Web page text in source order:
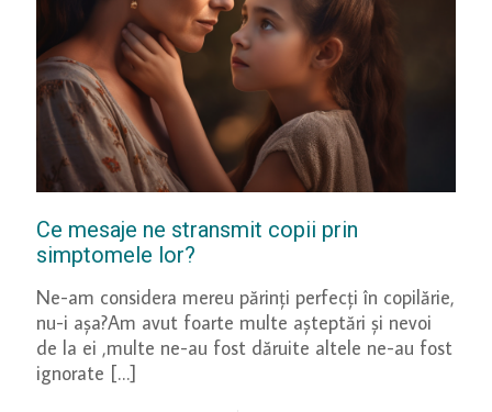
Ce mesaje ne stransmit copii prin
simptomele lor?
Ne-am considera mereu părinți perfecți în copilărie,
nu-i așa?Am avut foarte multe așteptări și nevoi
de la ei ,multe ne-au fost dăruite altele ne-au fost
ignorate […]